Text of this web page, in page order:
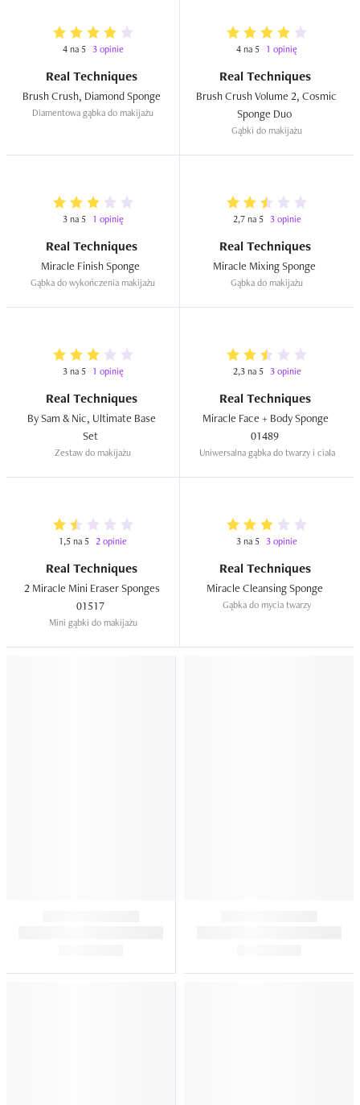
4 na 5 3 opinie
Real Techniques
Diamentowa gąbka do makijażu
4 na 5 1 opinię
Real Techniques
Brush Crush Volume 2, Cosmic
Gąbki do makijażu
3 na 5 1 opinię
Real Techniques
Gąbka do wykończenia makijażu
2,7 na 5 3 opinie
Real Techniques
Gąbka do makijażu
3 na 5 1 opinię
Real Techniques
By Sam & Nic, Ultimate Base
Zestaw do makijażu
2,3 na 5 3 opinie
Real Techniques
Miracle Face + Body Sponge
Uniwersalna gąbka do twarzy i ciała
1,5 na 5 2 opinie
Real Techniques
2 Miracle Mini Eraser Sponges
Mini gąbki do makijażu
3 na 5 3 opinie
Real Techniques
Gąbka do mycia twarzy